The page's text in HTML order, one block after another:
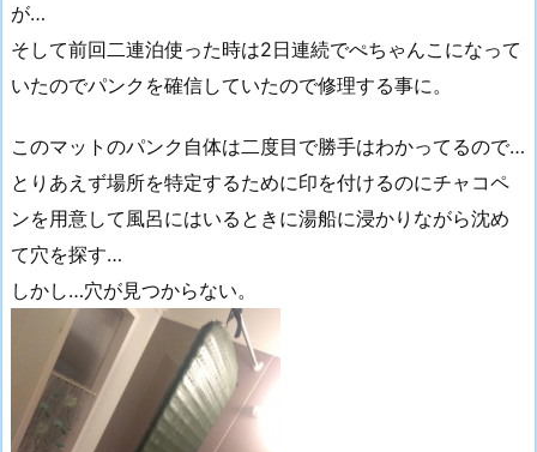
が…
そして前回二連泊使った時は2日連続でぺちゃんこになって
いたのでパンクを確信していたので修理する事に。
このマットのパンク自体は二度目で勝手はわかってるので…
とりあえず場所を特定するために印を付けるのにチャコペ
ンを用意して風呂にはいるときに湯船に浸かりながら沈め
て穴を探す…
しかし…穴が見つからない。